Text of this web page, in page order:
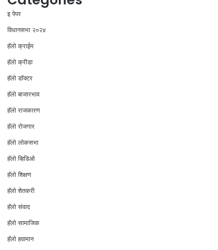
इ पेपर
विधानसभा २०२४
⁠हॅलो क्राईम
हॅलो क्रीडा
हॅलो डॉक्टर
हॅलो बाजारभाव
हॅलो राजकारण
⁠हॅलो रोजगार
हॅलो लोकसभा
⁠हॅलो व्हिडिओ
हॅलो शिक्षण
⁠हॅलो शेतकरी
⁠हॅलो संवाद
हॅलो सामाजिक
हॅलो हवामान